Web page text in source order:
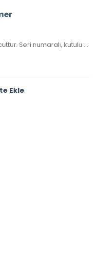
100-105-110-115-120-125-130 cm mevcuttur. Seri numaralı, kutulu ve sertifikalı olarak gönderilecektir.
Ekle